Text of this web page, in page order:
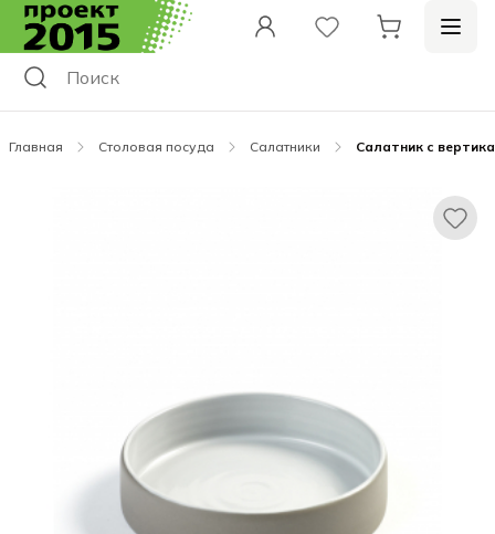
Главная Столовая посуда Салатники Салатник с